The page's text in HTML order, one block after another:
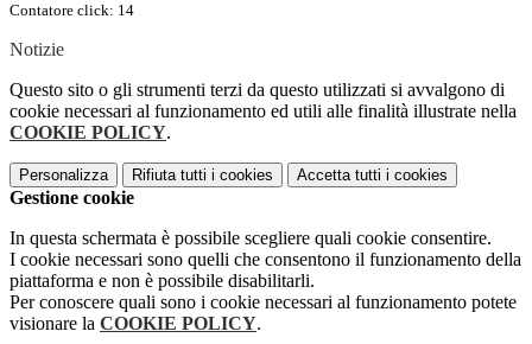
Contatore click: 14
Notizie
Questo sito o gli strumenti terzi da questo utilizzati si avvalgono di
cookie necessari al funzionamento ed utili alle finalità illustrate nella
COOKIE POLICY.
Personalizza Rifiuta tutti i cookies Accetta tutti i cookies
Gestione cookie
In questa schermata è possibile scegliere quali cookie consentire.
I cookie necessari sono quelli che consentono il funzionamento della
piattaforma e non è possibile disabilitarli.
Per conoscere quali sono i cookie necessari al funzionamento potete
visionare la COOKIE POLICY.